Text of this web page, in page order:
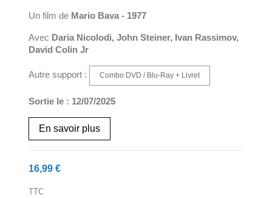
Un film de Mario Bava - 1977
Avec Daria Nicolodi, John Steiner, Ivan Rassimov,
David Colin Jr
Autre support : Combo DVD / Blu-Ray + Livret
Sortie le : 12/07/2025
En savoir plus
16,99 €
TTC